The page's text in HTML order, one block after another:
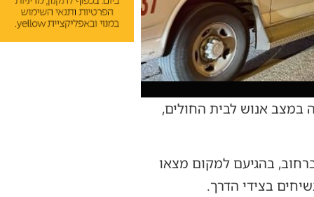
ופונה במצב אנוש לבית החולים,
בהגיעם למקום מצאו
בצידי הדרך.